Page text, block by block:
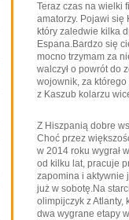
Teraz czas na wielki
amatorzy. Pojawi się
który zaledwie kilka
Espana.Bardzo się
mocno trzymam za
walczył o powrót do
wojownik, za
z Kaszub kolarzu
Z Hiszpanią dobre
Choć przez
w 2014 roku wygrał
od kilku lat, pracuje
zapomina i aktywnie
już w sobotę.Na
olimpijczyk z Atlanty,
dwa wygrane etapy